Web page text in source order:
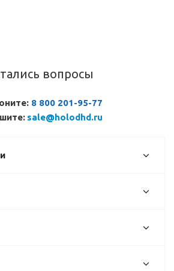
вопросы
8 800 201-95-77
sale@holodhd.ru